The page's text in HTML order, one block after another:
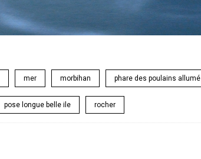
mer morbihan phare des poulains allumé
pose longue belle ile rocher